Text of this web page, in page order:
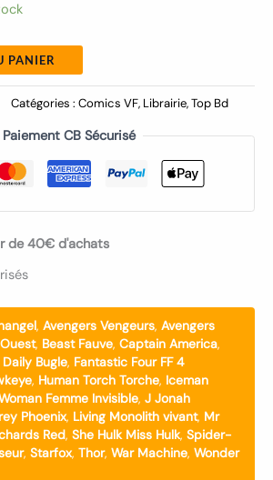
PANIER
Catégories : Comics VF, Librairie,Top Bd
Paiement CB Sécurisé
de 40€ d'achats
, Avengers Vengeurs, Avengers
, Beast Fauve, Captain America,
Daily Bugle, Fantastic Four FF 4
, Human Torch Torche, Iceman
Femme Invisible, J Jonah
Phoenix, Living Monolith vivant, Mr
Red, She Hulk Miss Hulk, Spider-
, Starfox, Thor, War Machine, Wonder